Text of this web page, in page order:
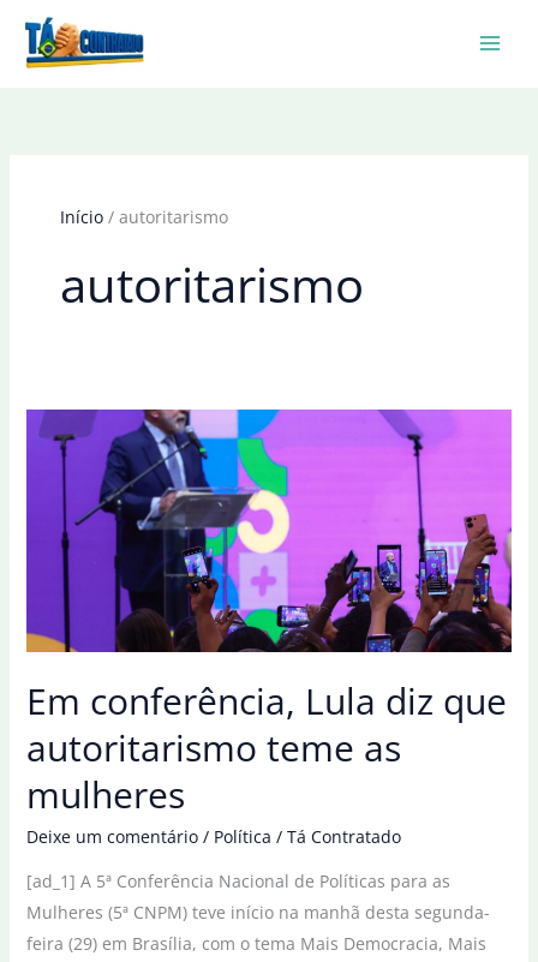
Início autoritarismo
autoritarismo
Em conferência, Lula diz que
autoritarismo teme as
mulheres
Deixe um comentário / Política / Tá Contratado
[ad_1] A 5ª Conferência Nacional de Políticas para as
Mulheres (5ª CNPM) teve início na manhã desta segunda-
feira (29) em Brasília, com o tema Mais Democracia, Mais